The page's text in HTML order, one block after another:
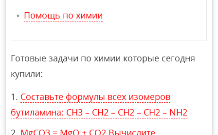
Помощь по химии
Готовые задачи по химии которые сегодня
купили:
Составьте формулы всех изомеров
бутиламина: СН3 – СН2 – СН2 – СН2 – NH2
MgCO3 = MgO + CO2 Вычислите